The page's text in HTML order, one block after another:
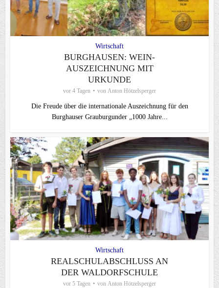
Wirtschaft
BURGHAUSEN: WEIN-
AUSZEICHNUNG MIT
URKUNDE
vor 4 Tagen von Anton Hötzelsperger
Die Freude über die internationale Auszeichnung für den
Burghauser Grauburgunder „1000 Jahre...
Wirtschaft
REALSCHULABSCHLUSS AN
DER WALDORFSCHULE
vor 5 Tagen von Anton Hötzelsperger